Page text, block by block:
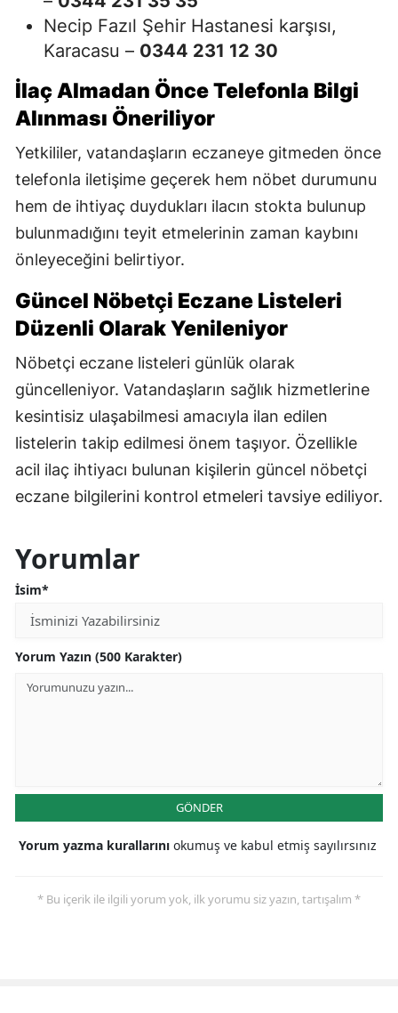
Necip Fazıl Şehir Hastanesi karşısı,
Karacasu – 0344 231 12 30
İlaç Almadan Önce Telefonla Bilgi
Alınması Öneriliyor
Yetkililer, vatandaşların eczaneye gitmeden önce
telefonla iletişime geçerek hem nöbet durumunu
hem de ihtiyaç duydukları ilacın stokta bulunup
bulunmadığını teyit etmelerinin zaman kaybını
önleyeceğini belirtiyor.
Güncel Nöbetçi Eczane Listeleri
Düzenli Olarak Yenileniyor
Nöbetçi eczane listeleri günlük olarak
güncelleniyor. Vatandaşların sağlık hizmetlerine
kesintisiz ulaşabilmesi amacıyla ilan edilen
listelerin takip edilmesi önem taşıyor. Özellikle
acil ilaç ihtiyacı bulunan kişilerin güncel nöbetçi
eczane bilgilerini kontrol etmeleri tavsiye ediliyor.
Yorumlar
İsim*
Yorum Yazın (500 Karakter)
GÖNDER
Yorum yazma kurallarını okumuş ve kabul etmiş sayılırsınız
* Bu içerik ile ilgili yorum yok, ilk yorumu siz yazın, tartışalım *